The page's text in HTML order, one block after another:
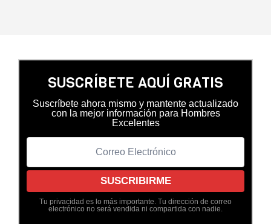
SUSCRÍBETE AQUÍ GRATIS
Suscríbete ahora mismo y mantente actualizado
con la mejor información para Hombres
Excelentes
Tu privacidad es lo más importante. Tu dirección de correo
electrónico no será vendida ni compartida con nadie.